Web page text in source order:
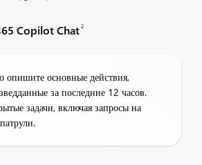
Copilot Chat2
опишите основные действия,
за последние 12 часов.
задачи, включая запросы на